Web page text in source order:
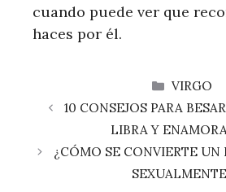
cuando puede ver que
haces por él.
VIRGO
10 CONSEJOS PARA
LIBRA Y
¿CÓMO SE CONVIERTE UN